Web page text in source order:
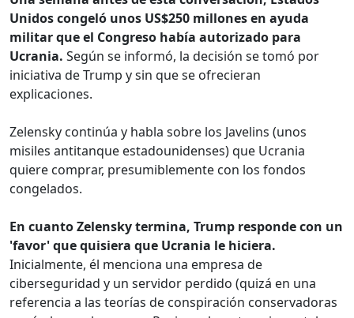
Unidos congeló unos US$250 millones en ayuda
militar que el Congreso había autorizado para
Ucrania. Según se informó, la decisión se tomó por
iniciativa de Trump y sin que se ofrecieran
explicaciones.
Zelensky continúa y habla sobre los Javelins (unos
misiles antitanque estadounidenses) que Ucrania
quiere comprar, presumiblemente con los fondos
congelados.
En cuanto Zelensky termina, Trump responde con un
'favor' que quisiera que Ucrania le hiciera.
Inicialmente, él menciona una empresa de
ciberseguridad y un servidor perdido (quizá en una
referencia a las teorías de conspiración conservadoras